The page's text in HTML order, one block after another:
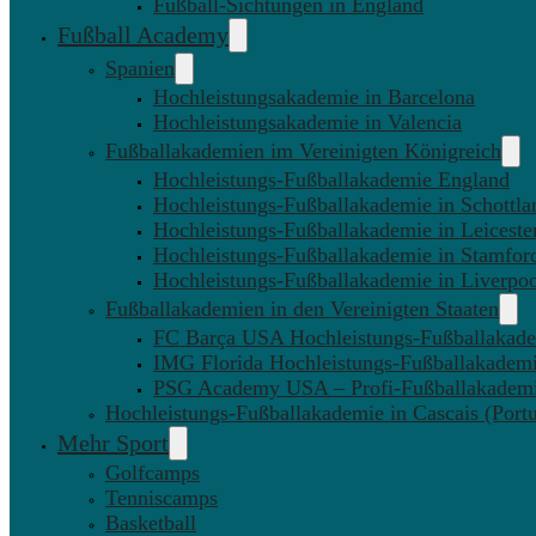
Fußball Academy
Spanien
Hochleistungsakademie in Barcelona
Hochleistungsakademie in Valencia
Fußballakademien im Vereinigten Königreich
Hochleistungs-Fußballakademie England
Hochleistungs-Fußballakademie in
Hochleistungs-Fußballakademie in
Hochleistungs-Fußballakademie in
Hochleistungs-Fußballakademie in
Fußballakademien in den Vereinigten Staaten
FC Barça USA Hochleistungs-
IMG Florida Hochleistungs-
PSG Academy USA – Profi-
Hochleistungs-Fußballakademie in Cascais
Mehr Sport
Golfcamps
Tenniscamps
Basketball